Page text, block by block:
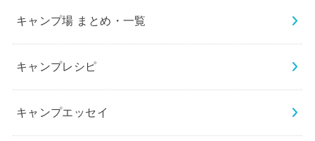
キャンプ場 まとめ・一覧
キャンプレシピ
キャンプエッセイ